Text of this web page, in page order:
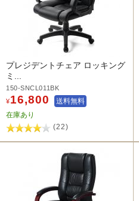
プレジデントチェア ロッキング
ミ...
150-SNCL011BK
¥16,800
送料無料
在庫あり
(22)